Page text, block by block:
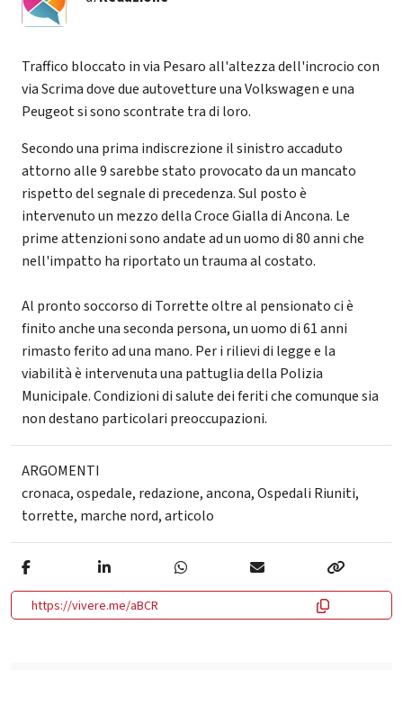
Traffico bloccato in via Pesaro all'altezza dell'incrocio con
via Scrima dove due autovetture una Volkswagen e una
Peugeot si sono scontrate tra di loro.
Secondo una prima indiscrezione il sinistro accaduto
attorno alle 9 sarebbe stato provocato da un mancato
rispetto del segnale di precedenza. Sul posto è
intervenuto un mezzo della Croce Gialla di Ancona. Le
prime attenzioni sono andate ad un uomo di 80 anni che
nell'impatto ha riportato un trauma al costato.
Al pronto soccorso di Torrette oltre al pensionato ci è
finito anche una seconda persona, un uomo di 61 anni
rimasto ferito ad una mano. Per i rilievi di legge e la
viabilità è intervenuta una pattuglia della Polizia
Municipale. Condizioni di salute dei feriti che comunque sia
non destano particolari preoccupazioni.
ARGOMENTI
cronaca,ospedale, redazione,ancona,Ospedali Riuniti,
torrette, marche nord,articolo
https://vivere.me/aBCR